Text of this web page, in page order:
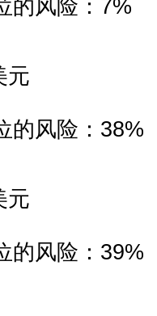
的风险：7%
元
的风险：38%
元
的风险：39%